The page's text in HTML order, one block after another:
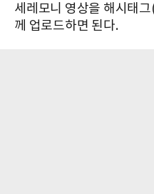
세레모니 영상을 해시태
께 업로드하면 된다.